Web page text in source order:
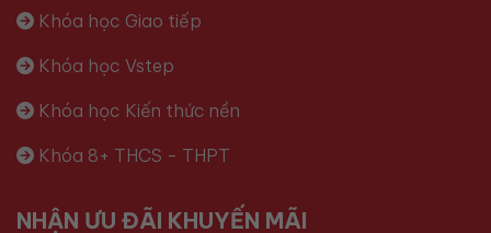
Khóa học Giao tiếp
Khóa học Vstep
Khóa học Kiến thức nền
Khóa 8+ THCS - THPT
NHẬN ƯU ĐÃI KHUYẾN MÃI